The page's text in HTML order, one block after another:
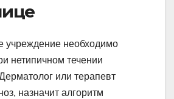
учреждение необходимо
нетипичном течении
или терапевт
назначит алгоритм